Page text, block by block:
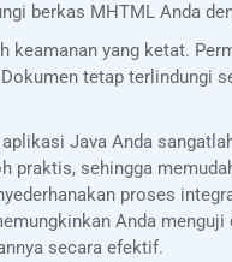
berkas MHTML Anda
keamanan yang ketat.
tetap
Java Anda
sehingga
proses
Anda
secara efektif.